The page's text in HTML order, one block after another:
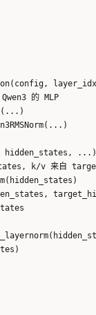
的 MLP
hidden_states,
k/v 来自